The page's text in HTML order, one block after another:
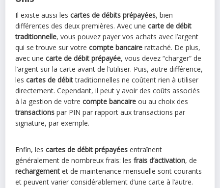
Il existe aussi lescartes de débits prépayées, bien
différentes des deux premières. Avec unecarte de débit
traditionnelle, vous pouvez payer vos achats avec l’argent
qui se trouve sur votrecompte bancaire rattaché. De plus,
avec unecarte de débit prépayée, vous devez “charger” de
l’argent sur la carte avant de l’utiliser. Puis, autre différence,
lescartes de débittraditionnelles ne coûtent rien à utiliser
directement. Cependant, il peut y avoir des coûts associés
à la gestion de votrecompte bancaire ou au choix des
transactions par PIN par rapport aux transactions par
signature, par exemple.
Enfin, lescartes de débit prépayées entraînent
généralement de nombreux frais: lesfrais d’activation, de
rechargement et de maintenance mensuelle sont courants
et peuvent varier considérablement d’une carte à l’autre.